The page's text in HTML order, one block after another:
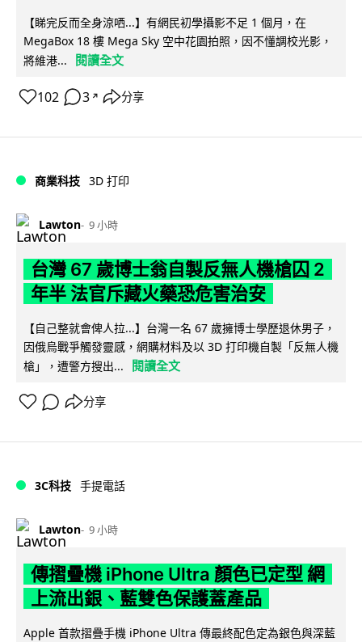
【睇完反而全身涼哂...】有網民初學攝影不足 1 個月，在
MegaBox 18 樓 Mega Sky 空中花園拍照，因不懂調校光影，
將維港...
閱讀全文
102 3 ↗ 分享
商業科技 3D 打印
Lawton 9 小時
台灣 67 歲博士翁自製反無人機槍囚 2
年半 法官斥藏火藥恐危害治安
【自己整就會俾人拉...】台灣一名 67 歲擁博士學歷退休男子，
因俄烏戰爭觸發靈感，網購材料及以 3D 打印機自製「反無人機
槍」，遭警方搜出...
閱讀全文
分享
3C科技 手提電話
Lawton 9 小時
傳摺疊機 iPhone Ultra 顏色已定型 網
上流出銀、藍雙色保護蓋產品
Apple 首款摺疊手機 iPhone Ultra 傳最終配色定為銀色與深藍